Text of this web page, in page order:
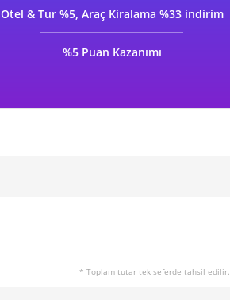
Otel & Tur %5, Araç Kiralama %33 indirim
%5 Puan Kazanımı
* Toplam tutar tek seferde tahsil edilir.